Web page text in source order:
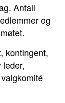
Antall
og
kontingent,